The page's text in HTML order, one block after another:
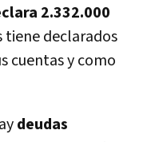
2.332.000
tiene declarados
cuentas y como
deudas